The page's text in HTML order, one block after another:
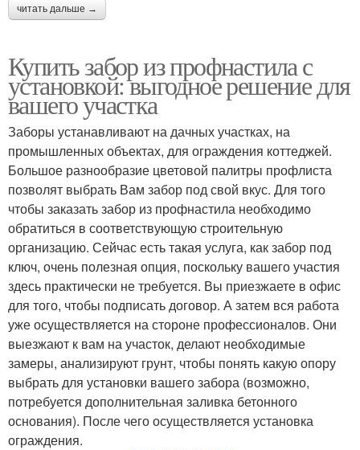
читать дальше →
Купить забор из профнастила с
установкой: выгодное решение для
вашего участка
Заборы устанавливают на дачных участках, на
промышленных объектах, для ограждения коттеджей.
Большое разнообразие цветовой палитры профлиста
позволят выбрать Вам забор под свой вкус. Для того
чтобы заказать забор из профнастила необходимо
обратиться в соответствующую строительную
организацию. Сейчас есть такая услуга, как забор под
ключ, очень полезная опция, поскольку вашего участия
здесь практически не требуется. Вы приезжаете в офис
для того, чтобы подписать договор. А затем вся работа
уже осуществляется на стороне профессионалов. Они
выезжают к вам на участок, делают необходимые
замеры, анализируют грунт, чтобы понять какую опору
выбрать для установки вашего забора (возможно,
потребуется дополнительная заливка бетонного
основания). После чего осуществляется установка
ограждения.